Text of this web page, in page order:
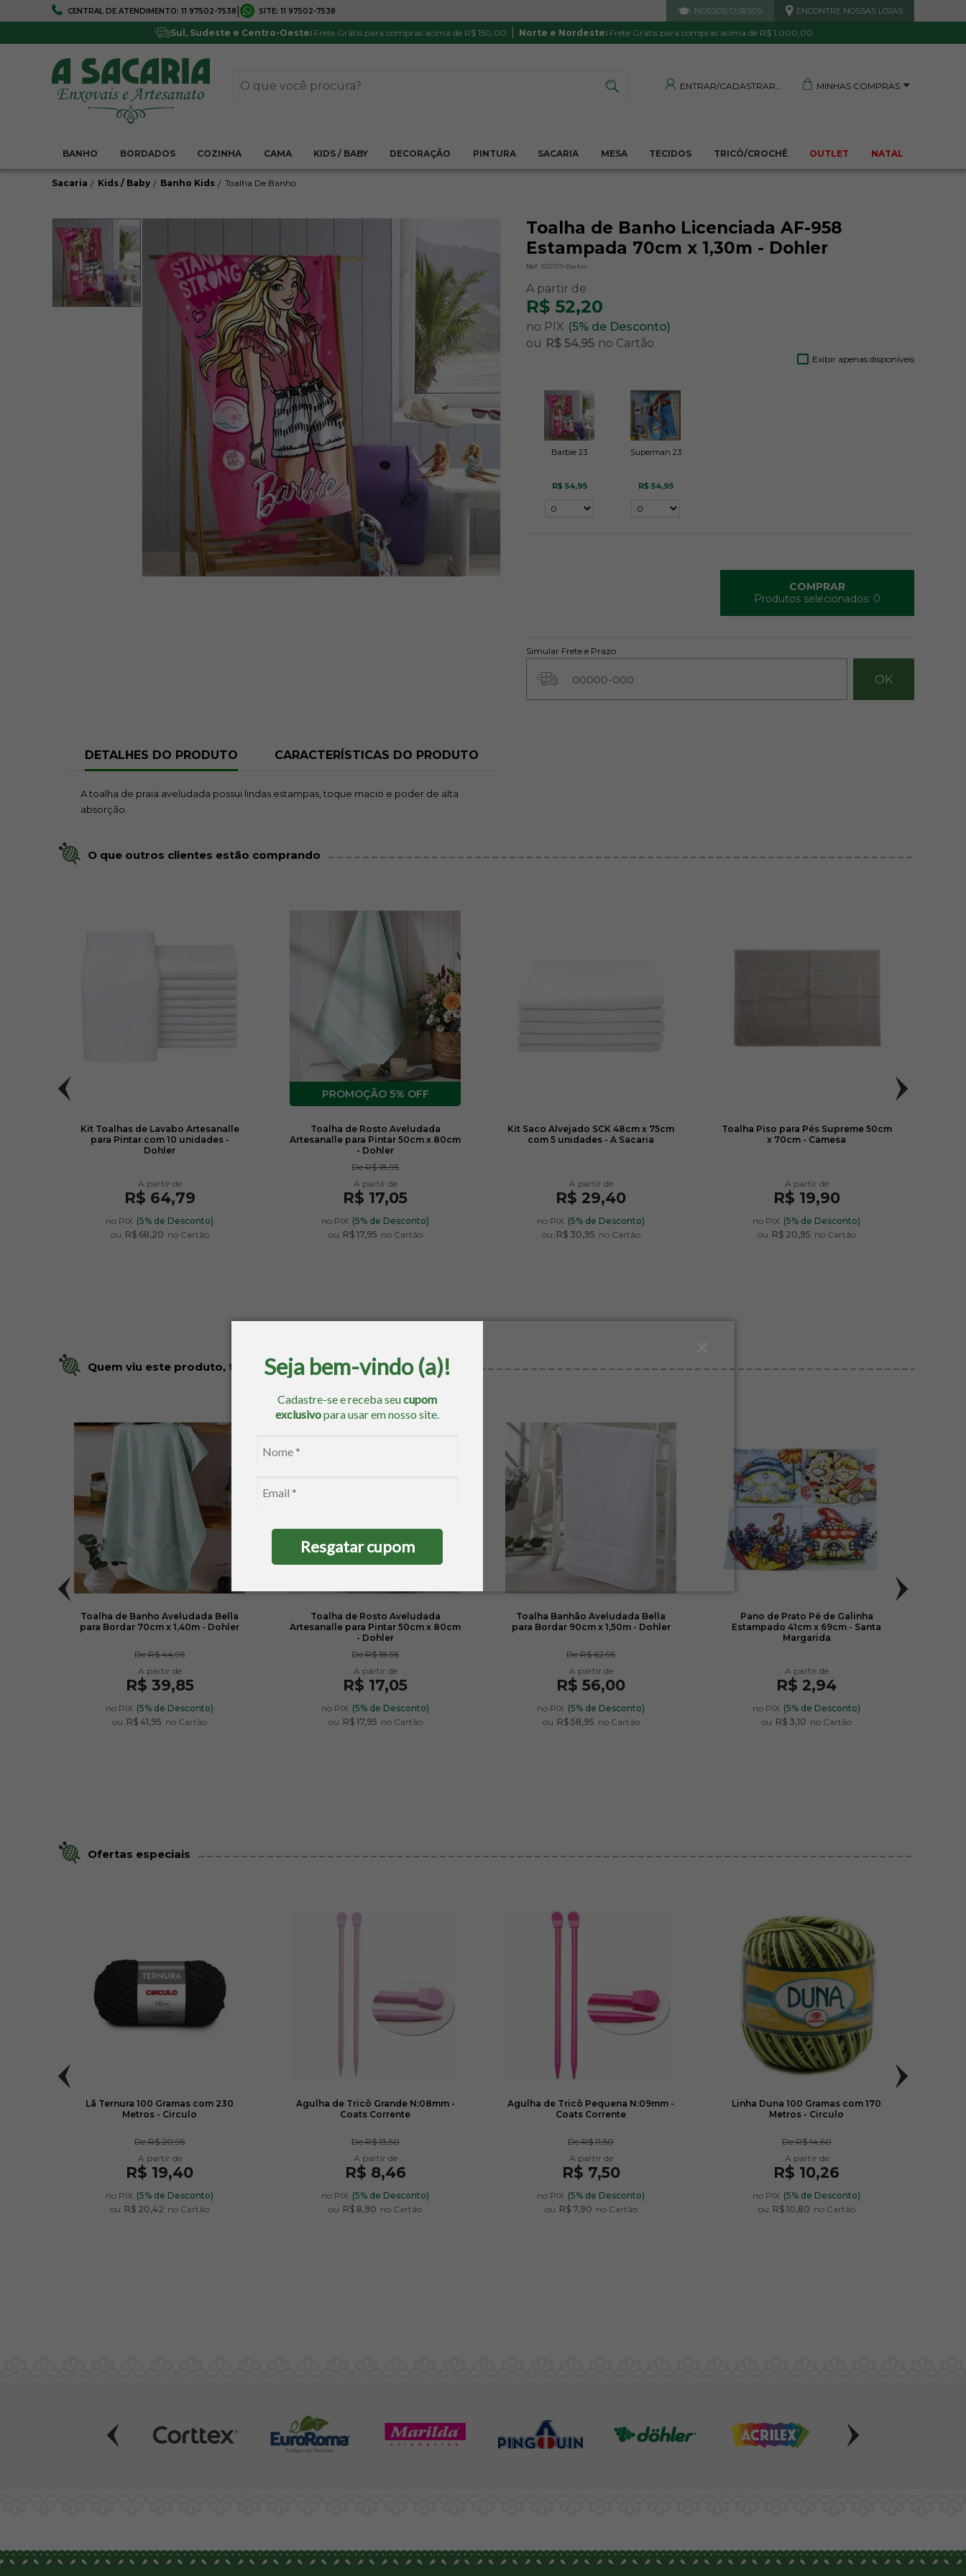
Seja bem-vindo (a)!
Cadastre-se e receba seucupom
exclusivopara usar em nosso site.
Resgatar cupom
CENTRAL DE ATENDIMENTO: 11 97502-7538 SITE: 11 97502-7538 NOSSOS CURSOS ENCONTRE NOSSAS LOJAS
Sul, Sudeste e Centro-Oeste:Frete Grátis para compras acima de R$ 150,00 Norte e Nordeste:Frete Grátis para compras acima de R$ 1.000,00
ENTRAR/CADASTRAR MINHAS COMPRAS
BANHO BORDADOS COZINHA CAMA KIDS / BABY DECORAÇÃO PINTURA SACARIA MESA TECIDOS TRICÔ/CROCHÊ OUTLET NATAL
FRETE GRÁTIS 5% DE DESCONTO
Pagamentos via boleto ou PIX Parcela mínima R$ 20,00
PRODUTO DE QUALIDADE
Satisfação Garantida
TRANQUILIDADE E PROTEÇÃO
Sacaria Kids / Baby Banho Kids Toalha De Banho
Toalha de Banho Licenciada AF-958
Estampada 70cm x 1,30m - Dohler
Ref: 832979-Barbie
R$ 52,20
no PIX (5% de Desconto)
ou R$ 54,95 no Cartão
Exibir apenas disponíveis
Barbie 23
R$ 54,95
Superman 23
R$ 54,95
COMPRAR
Produtos selecionados: 0
Simular Frete e Prazo
DETALHES DO PRODUTO CARACTERÍSTICAS DO PRODUTO
A toalha de praia aveludada possui lindas estampas, toque macio e poder de alta
absorção.
O que outros clientes estão comprando
Kit Toalhas de Lavabo Artesanalle
para Pintar com 10 unidades -
Dohler
R$ 64,79
no PIX (5% de Desconto)
ou R$ 68,20 no Cartão
5% OFF
Toalha de Rosto Aveludada
Artesanalle para Pintar 50cm x 80cm
- Dohler
DeR$ 18,95
R$ 17,05
no PIX (5% de Desconto)
ou R$ 17,95 no Cartão
Kit Saco Alvejado SCK 48cm x 75cm
com 5 unidades - A Sacaria
R$ 29,40
no PIX (5% de Desconto)
ou R$ 30,95 no Cartão
Toalha Piso para Pés Supreme 50cm
x 70cm - Camesa
R$ 19,90
no PIX (5% de Desconto)
ou R$ 20,95 no Cartão
Quem viu este produto, também se interessa por
Toalha de Banho Aveludada Bella
para Bordar 70cm x 1,40m - Dohler
DeR$ 44,95
R$ 39,85
no PIX (5% de Desconto)
ou R$ 41,95 no Cartão
Toalha de Rosto Aveludada
Artesanalle para Pintar 50cm x 80cm
- Dohler
DeR$ 18,95
R$ 17,05
no PIX (5% de Desconto)
ou R$ 17,95 no Cartão
Toalha Banhão Aveludada Bella
para Bordar 90cm x 1,50m - Dohler
DeR$ 62,95
R$ 56,00
no PIX (5% de Desconto)
ou R$ 58,95 no Cartão
Pano de Prato Pé de Galinha
Estampado 41cm x 69cm - Santa
Margarida
R$ 2,94
no PIX (5% de Desconto)
ou R$ 3,10 no Cartão
Ofertas especiais
Lã Ternura 100 Gramas com 230
Metros - Circulo
DeR$ 20,95
R$ 19,40
no PIX (5% de Desconto)
ou R$ 20,42 no Cartão
Agulha de Tricô Grande N:08mm -
Coats Corrente
DeR$ 13,50
R$ 8,46
no PIX (5% de Desconto)
ou R$ 8,90 no Cartão
Agulha de Tricô Pequena N:09mm -
Coats Corrente
DeR$ 11,50
R$ 7,50
no PIX (5% de Desconto)
ou R$ 7,90 no Cartão
Linha Duna 100 Gramas com 170
Metros - Circulo
DeR$ 14,60
R$ 10,26
no PIX (5% de Desconto)
ou R$ 10,80 no Cartão